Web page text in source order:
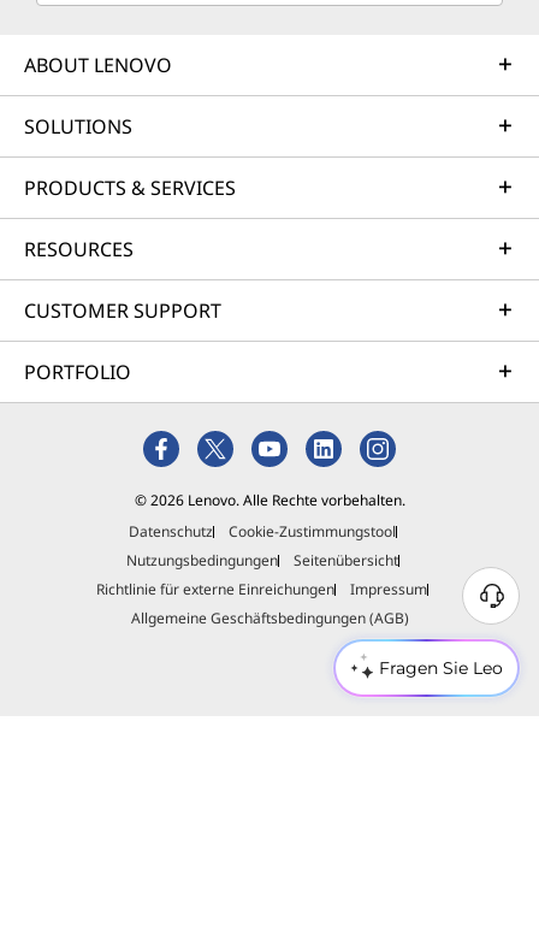
Fragen Sie Leo
ABOUT LENOVO
SOLUTIONS
PRODUCTS & SERVICES
RESOURCES
CUSTOMER SUPPORT
PORTFOLIO
© 2026 Lenovo. Alle Rechte vorbehalten.
Datenschutz
Cookie-Zustimmungstool
Nutzungsbedingungen
Seitenübersicht
Richtlinie für externe Einreichungen
Impressum
Allgemeine Geschäftsbedingungen (AGB)